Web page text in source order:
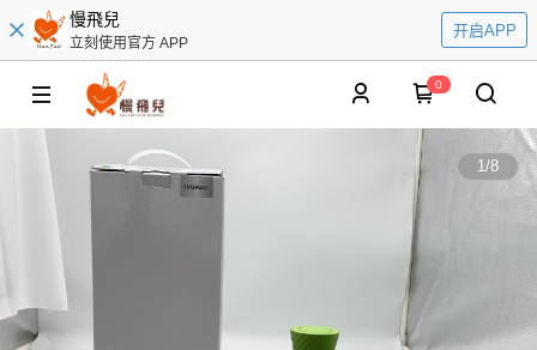
慢飛兒
立刻使用官方 APP
开启APP
0
1/8